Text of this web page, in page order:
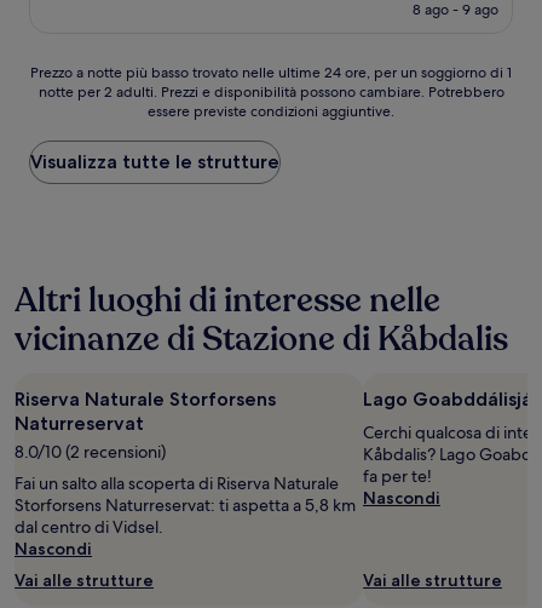
attuale
8 ago - 9 ago
Prezzo
più
basso
trovato
per
un
soggiorno
di
notte
per
2
adulti.
Prezzi
e
disponibilità
possono
cambiare.
Potrebbero
Prezzo a notte più basso trovato nelle ultime 24 ore, per un soggiorno di 1
notte per 2 adulti. Prezzi e disponibilità possono cambiare. Potrebbero
essere previste condizioni aggiuntive.
Visualizza tutte le strutture
Altri luoghi di interesse nelle
vicinanze di Stazione di Kåbdalis
Riserva Naturale Storforsens
Naturreservat
8.0/10 (2 recensioni)
Fai un salto alla scoperta di Riserva Naturale
Storforsens Naturreservat: ti aspetta a 5,8 km
dal centro di Vidsel.
Nascondi
Vai alle strutture
Lago
Cerchi qualcosa di
Kåbdalis? Lago
fa per te!
Nascondi
Vai alle strutture